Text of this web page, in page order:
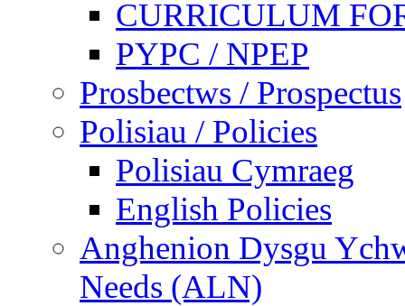
CURRICULUM
PYPC / NPEP
Prosbectws / Prospectus
Polisiau / Policies
Polisiau Cymraeg
English Policies
Anghenion Dysgu
Needs (ALN)